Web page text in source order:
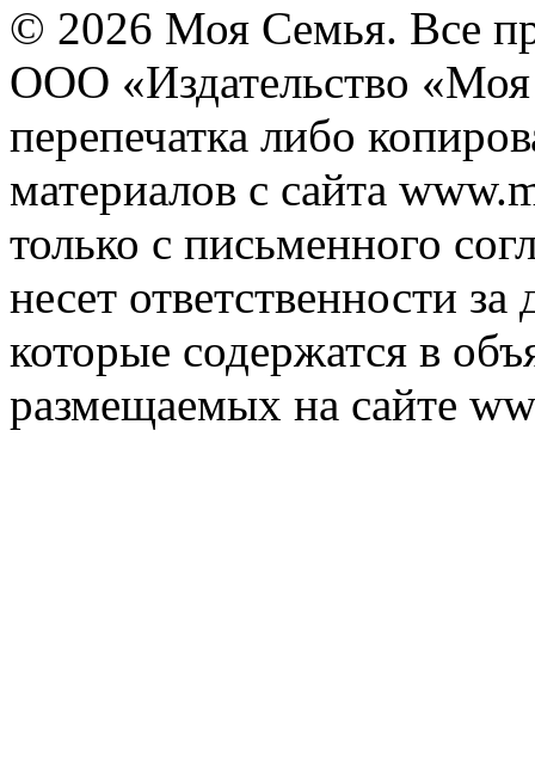
© 2026 Моя Семья. Все
ООО «Издательство
перепечатка либо
материалов с сайта
только с письменного
несет ответственности
которые содержатся в
размещаемых на сайте